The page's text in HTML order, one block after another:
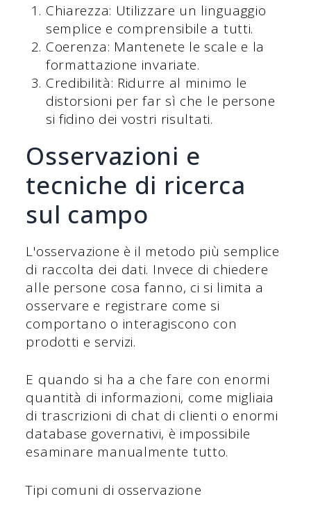
Chiarezza: Utilizzare un linguaggio
semplice e comprensibile a tutti.
Coerenza: Mantenete le scale e la
formattazione invariate.
Credibilità: Ridurre al minimo le
distorsioni per far sì che le persone
si fidino dei vostri risultati.
Osservazioni e
tecniche di ricerca
sul campo
L'osservazione è il metodo più semplice
di raccolta dei dati. Invece di chiedere
alle persone cosa fanno, ci si limita a
osservare e registrare come si
comportano o interagiscono con
prodotti e servizi.
E quando si ha a che fare con enormi
quantità di informazioni, come migliaia
di trascrizioni di chat di clienti o enormi
database governativi, è impossibile
esaminare manualmente tutto.
Tipi comuni di osservazione